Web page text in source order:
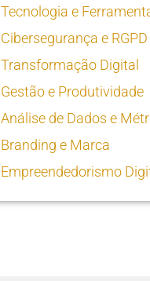
Tecnologia e
Cibersegurança e RGPD
Transformação Digital
Gestão e Produtividade
Análise de Dados e
Branding e Marca
Empreendedorismo